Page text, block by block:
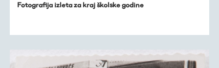
Fotografija izleta za kraj školske godine